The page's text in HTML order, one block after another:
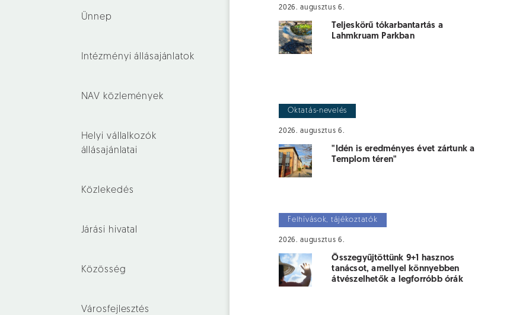
Ünnep
Intézményi állásajánlatok
NAV közlemények
Helyi vállalkozók
állásajánlatai
Közlekedés
Járási hivatal
Közösség
Városfejlesztés
2026. augusztus 6.
Teljeskörű tókarbantartás a
Lahmkruam Parkban
Oktatás-nevelés
2026. augusztus 6.
"Idén is eredményes évet zártunk a
Templom téren"
Felhívások, tájékoztatók
2026. augusztus 6.
Összegyűjtöttünk 9+1 hasznos
tanácsot, amellyel könnyebben
átvészelhetők a legforróbb órák